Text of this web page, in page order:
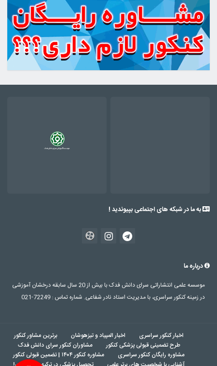
به ما در شبکه های اجتماعی بپیوندید !
درباره ما
موسسه علمی انتشاراتی سرای دانش فدک با بیش از 20 سال سابقه درخشان آموزشی
در زمینه کنکور سراسری، با مدیریت استاد نادر شفاعی. شماره تماس : 72249-021
اخبار کنکور سراسری اخبار المپیاد و تیزهوشان
برترین مشاور کنکور
طرح تضمینی قبولی پزشکی کنکور
مشاوران کنکور سرای دانش فدک
مشاوره رایگان کنکور سراسری
مشاوره کنکور ۱۴۰۴ | تضمین قبولی کنکور